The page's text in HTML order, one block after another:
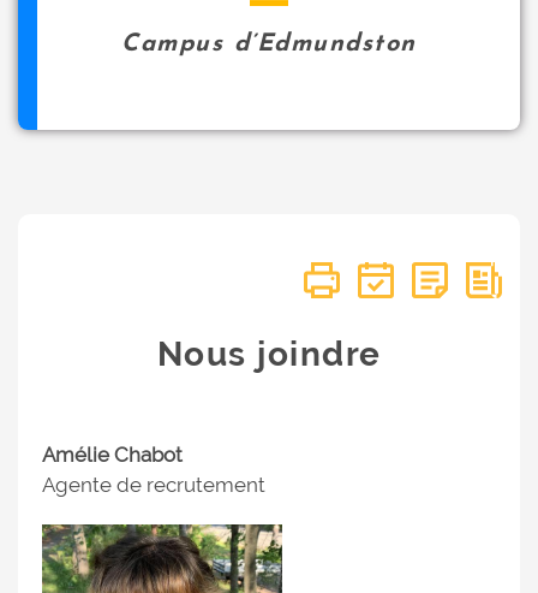
Campus d’Edmundston
Nous joindre
Amélie Chabot
Agente de recrutement